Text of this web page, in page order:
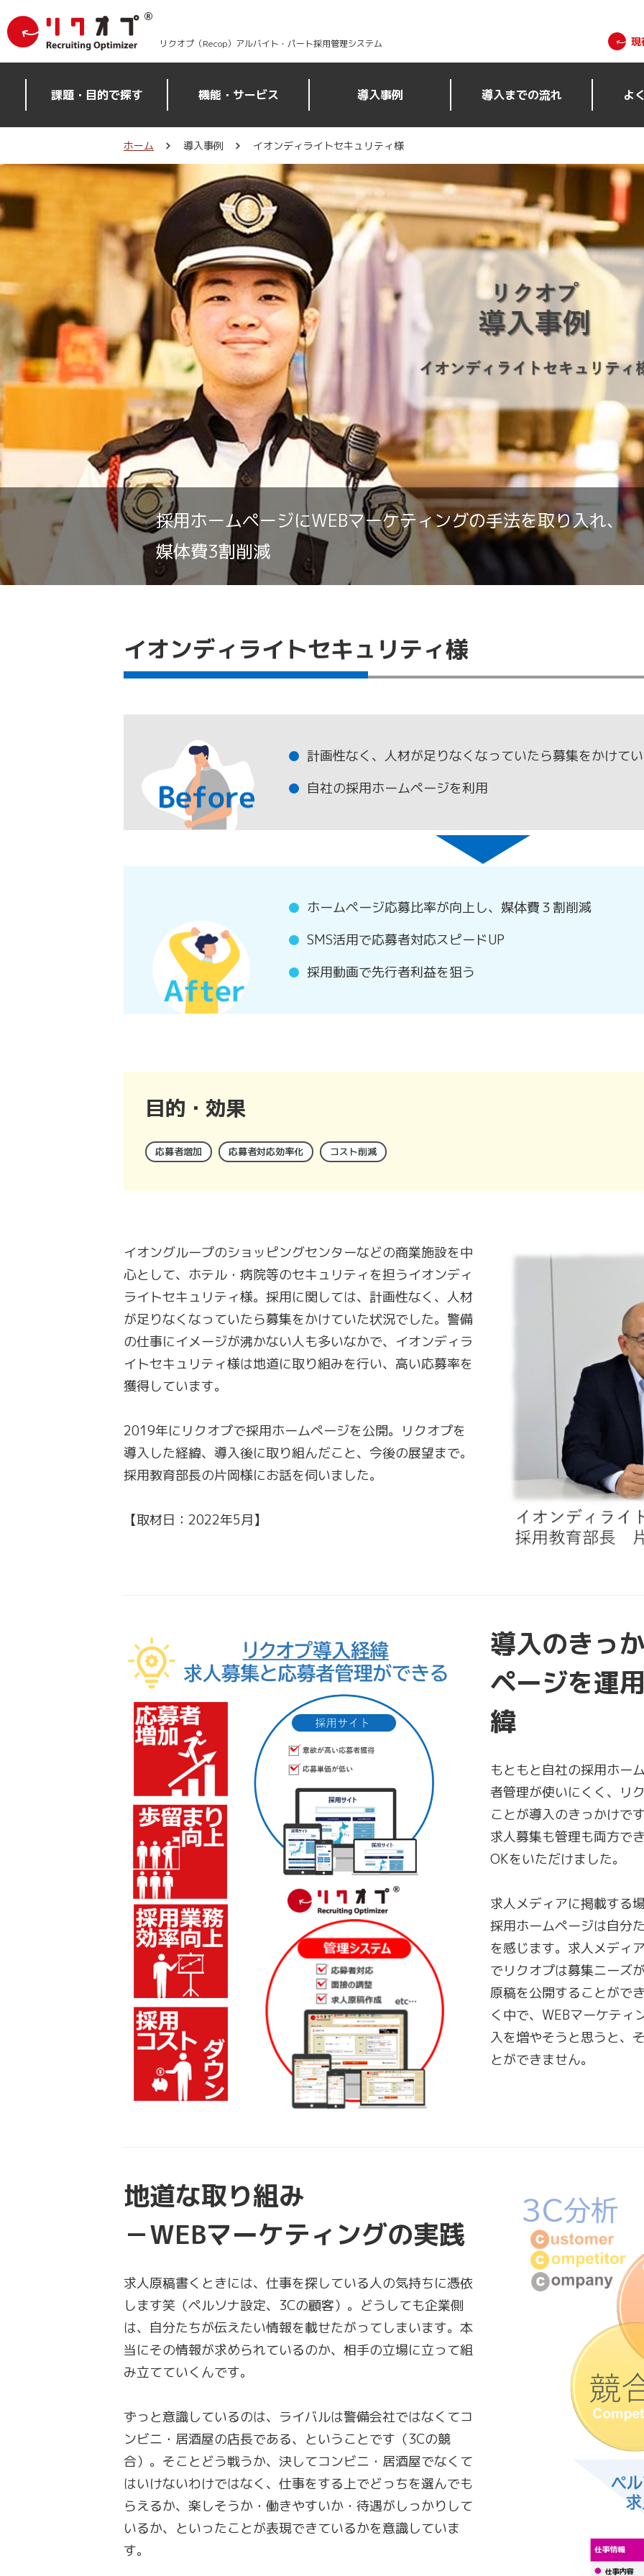
リクオプ（Recop）アルバイト・パート採用管理システム 現
課題・目的で探す 機能・サービス 導入事例 導入までの流れ よ
ホーム 導入事例 イオンディライトセキュリティ様
採用ホームページにWEBマーケティングの手法を取り入れ、
媒体費3割削減
イオンディライトセキュリティ様
計画性なく、人材が足りなくなっていたら募集をかけて
自社の採用ホームページを利用
ホームページ応募比率が向上し、媒体費３割削減
SMS活用で応募者対応スピードUP
採用動画で先行者利益を狙う
目的・効果
応募者増加 応募者対応効率化 コスト削減
イオングループのショッピングセンターなどの商業施設を中
心として、ホテル・病院等のセキュリティを担うイオンディ
ライトセキュリティ様。採用に関しては、計画性なく、人材
が足りなくなっていたら募集をかけていた状況でした。警備
の仕事にイメージが沸かない人も多いなかで、イオンディラ
イトセキュリティ様は地道に取り組みを行い、高い応募率を
獲得しています。
2019年にリクオプで採用ホームページを公開。リクオプを
導入した経緯、導入後に取り組んだこと、今後の展望まで。
採用教育部長の片岡様にお話を伺いました。
【取材日：2022年5月】
導入のきっ
ページを運
緯
もともと自社の採用ホー
者管理が使いにくく、リ
ことが導入のきっかけで
求人募集も管理も両方で
OKをいただけました。
求人メディアに掲載する
採用ホームページは自分
を感じます。求人メディ
でリクオプは募集ニーズ
原稿を公開することがで
く中で、WEBマーケティ
入を増やそうと思うと、
とができません。
地道な取り組み
－WEBマーケティングの実践
求人原稿書くときには、仕事を探している人の気持ちに憑依
します笑（ペルソナ設定、3Cの顧客）。どうしても企業側
は、自分たちが伝えたい情報を載せたがってしまいます。本
当にその情報が求められているのか、相手の立場に立って組
み立てていくんです。
ずっと意識しているのは、ライバルは警備会社ではなくてコ
ンビニ・居酒屋の店長である、ということです（3Cの競
合）。そことどう戦うか、決してコンビニ・居酒屋でなくて
はいけないわけではなく、仕事をする上でどっちを選んでも
らえるか、楽しそうか・働きやすいか・待遇がしっかりして
いるか、といったことが表現できているかを意識していま
す。